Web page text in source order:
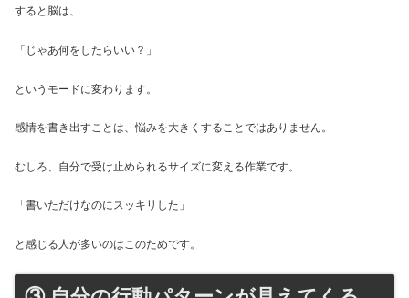
すると脳は、
「じゃあ何をしたらいい？」
というモードに変わります。
感情を書き出すことは、悩みを大きくすることではありません。
むしろ、自分で受け止められるサイズに変える作業です。
「書いただけなのにスッキリした」
と感じる人が多いのはこのためです。